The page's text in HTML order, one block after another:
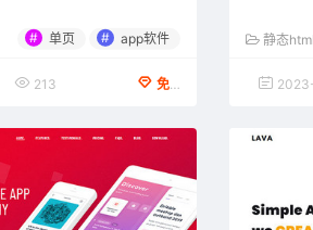
# 单页 # app软件
213 免费下载
静态